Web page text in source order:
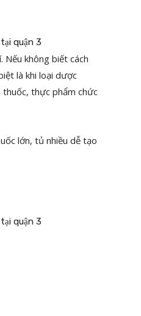
không biết cách
là khi loại dược
thuốc, thực phẩm chức
lớn, tủ nhiều dễ tạo